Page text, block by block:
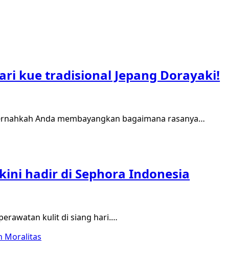
kue tradisional Jepang Dorayaki!
Anda membayangkan bagaimana rasanya…
hadir di Sephora Indonesia
kulit di siang hari.…